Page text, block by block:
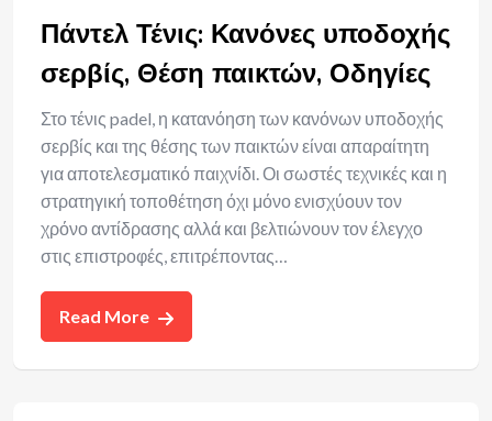
Πάντελ Τένις: Κανόνες υποδοχής
σερβίς, Θέση παικτών, Οδηγίες
Στο τένις padel, η κατανόηση των κανόνων υποδοχής
σερβίς και της θέσης των παικτών είναι απαραίτητη
για αποτελεσματικό παιχνίδι. Οι σωστές τεχνικές και η
στρατηγική τοποθέτηση όχι μόνο ενισχύουν τον
χρόνο αντίδρασης αλλά και βελτιώνουν τον έλεγχο
στις επιστροφές, επιτρέποντας…
Read More